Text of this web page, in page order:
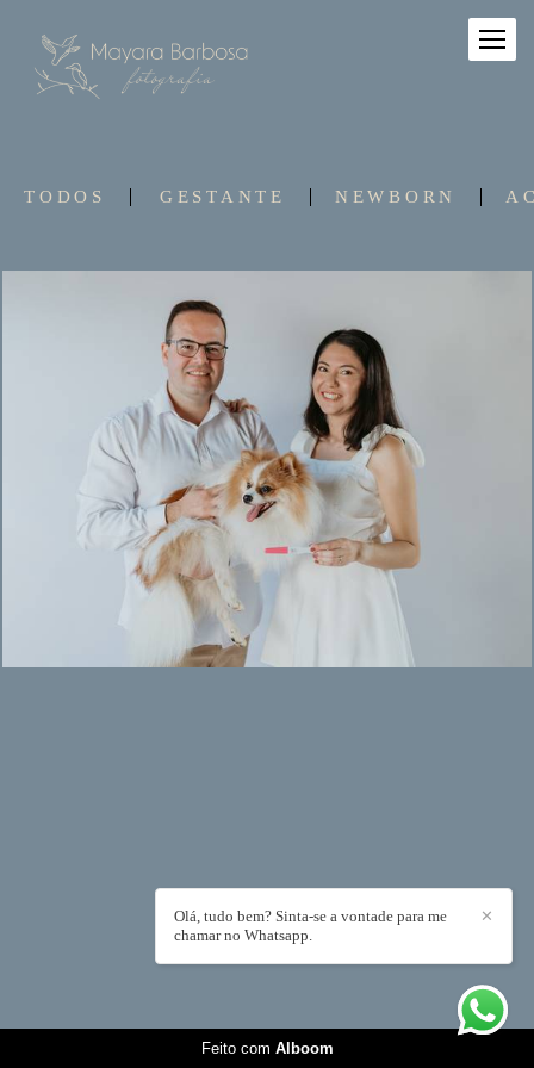
TODOS GESTANTE NEWBORN
✕
Olá, tudo bem? Sinta-se a vontade para me
chamar no Whatsapp.
Feito com Alboom